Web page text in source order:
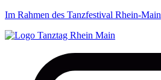
Im Rahmen des Tanzfestival Rhein-Main